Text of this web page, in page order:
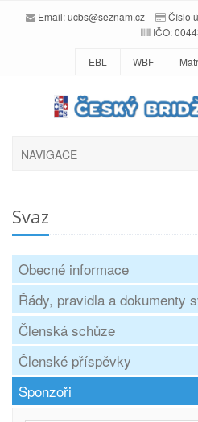
Email:ucbs@seznam.cz
Číslo
IČO:
EBL WBF
NAVIGACE
Svaz
Obecné informace
Řády, pravidla a dokumenty
Členská schůze
Členské příspěvky
Sponzoři